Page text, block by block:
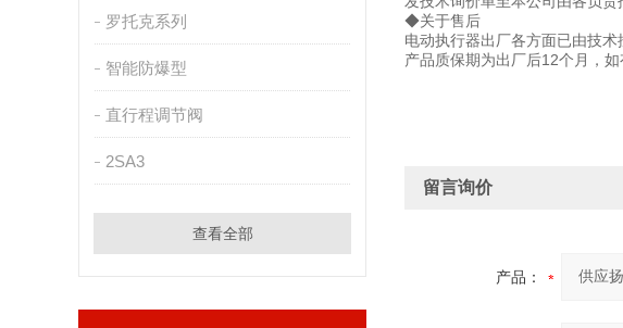
罗托克系列
智能防爆型
直行程调节阀
2SA3
查看全部
◆关于售后
电动执行器出厂各方面已由技
产品质保期为出厂后12个月，
留言询价
产品：